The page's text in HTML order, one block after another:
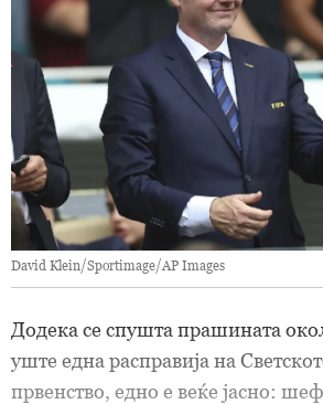
David Klein/Sportimage/AP Images
Додека се спушта прашината
уште една расправија на
првенство, едно е веќе јасно: